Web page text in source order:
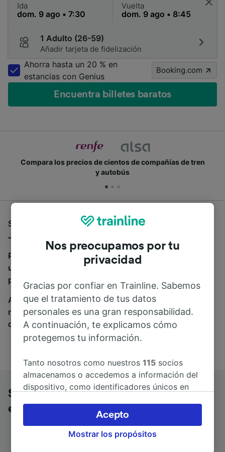
Ida Vuelta
1 Adulto (26-59)
Añadir tarjeta de fidelización
Ahorra hasta un 20 % en
estancias con Genius
Booking.com
Encuentra billetes baratos
Compara los precios de cientos de compañías de tren
y autobús
Si estás buscando autobuses de San Sebastián a St-
Jean-Pied-de-Port, estás en el sitio adecuado.
Para encontrar billetes de autobús, simplemente haz
una búsqueda y nosotros compararemos horarios y
precios tanto de tren como de autobús.
A donde quiera que vayas, tu viaje empieza con
nosotros. Encuentra billetes de más de 170
compañías de tren y autobús.
San Sebastián a St-Jean-Pied-de-Port
en autobús
Nos preocupamos por tu
privacidad
Gracias por confiar en Trainline. Sabemos
que el tratamiento de tus datos
personales es una gran responsabilidad.
A continuación, te explicamos cómo
protegemos tu información.
Tanto nosotros como nuestros115 socios
almacenamos o accedemos a información del
dispositivo, como identificadores únicos en
Puedes aceptar o administrar tus preferencias
haciendo clic abajo, incluido el derecho de
oposición en función de tu interés legítimo o,
Mostrar los propósitos
Acepto